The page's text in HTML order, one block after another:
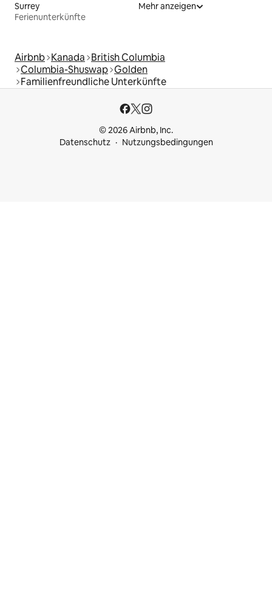
Surrey
Ferienunterkünfte
Mehr anzeigen
Airbnb Kanada British Columbia
Columbia-Shuswap Golden
Familienfreundliche Unterkünfte
© 2026 Airbnb, Inc.
Datenschutz
Nutzungsbedingungen